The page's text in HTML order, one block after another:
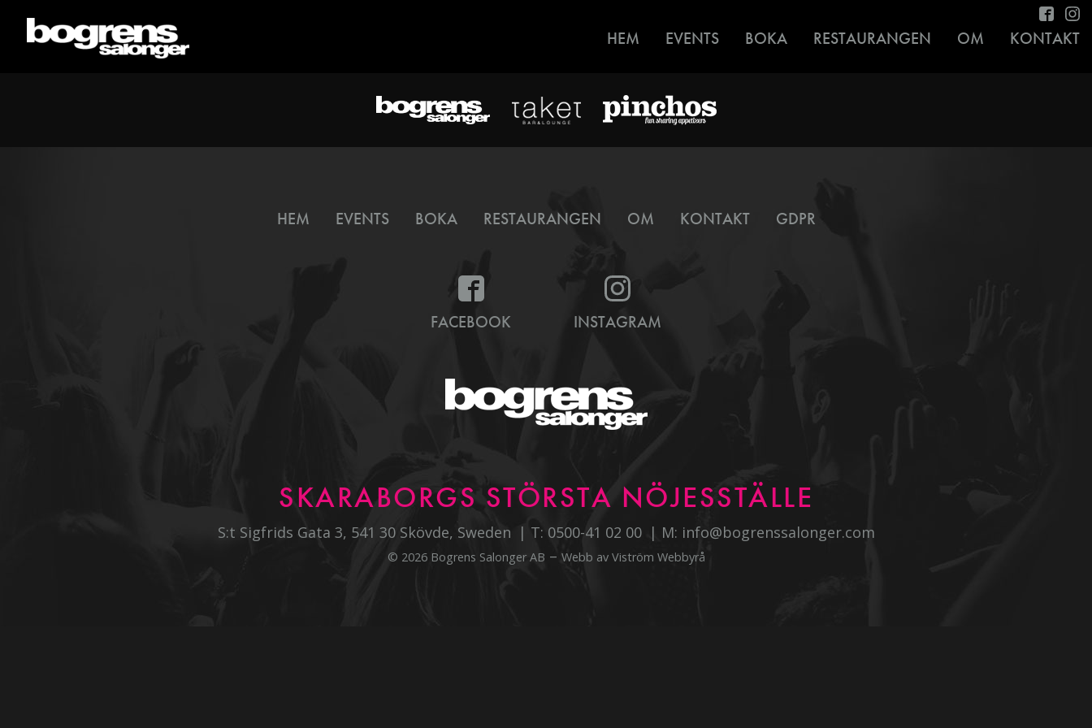
HEM EVENTS BOKA RESTAURANGEN OM KONTAKT
HEM EVENTS BOKA RESTAURANGEN OM KONTAKT GDPR
FACEBOOK INSTAGRAM
SKARABORGS STÖRSTA NÖJESSTÄLLE
S:t Sigfrids Gata 3, 541 30 Skövde, Sweden T: 0500-41 02 00 M: info@bogrenssalonger.com
© 2026 Bogrens Salonger AB – Webb av Viström Webbyrå